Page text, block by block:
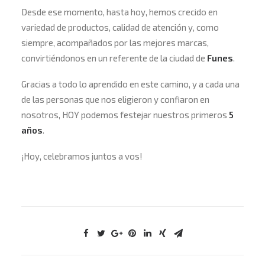
Desde ese momento, hasta hoy, hemos crecido en
variedad de productos, calidad de atención y, como
siempre, acompañados por las mejores marcas,
convirtiéndonos en un referente de la ciudad de Funes.
Gracias a todo lo aprendido en este camino, y a cada una
de las personas que nos eligieron y confiaron en
nosotros, HOY podemos festejar nuestros primeros 5
años.
¡Hoy, celebramos juntos a vos!